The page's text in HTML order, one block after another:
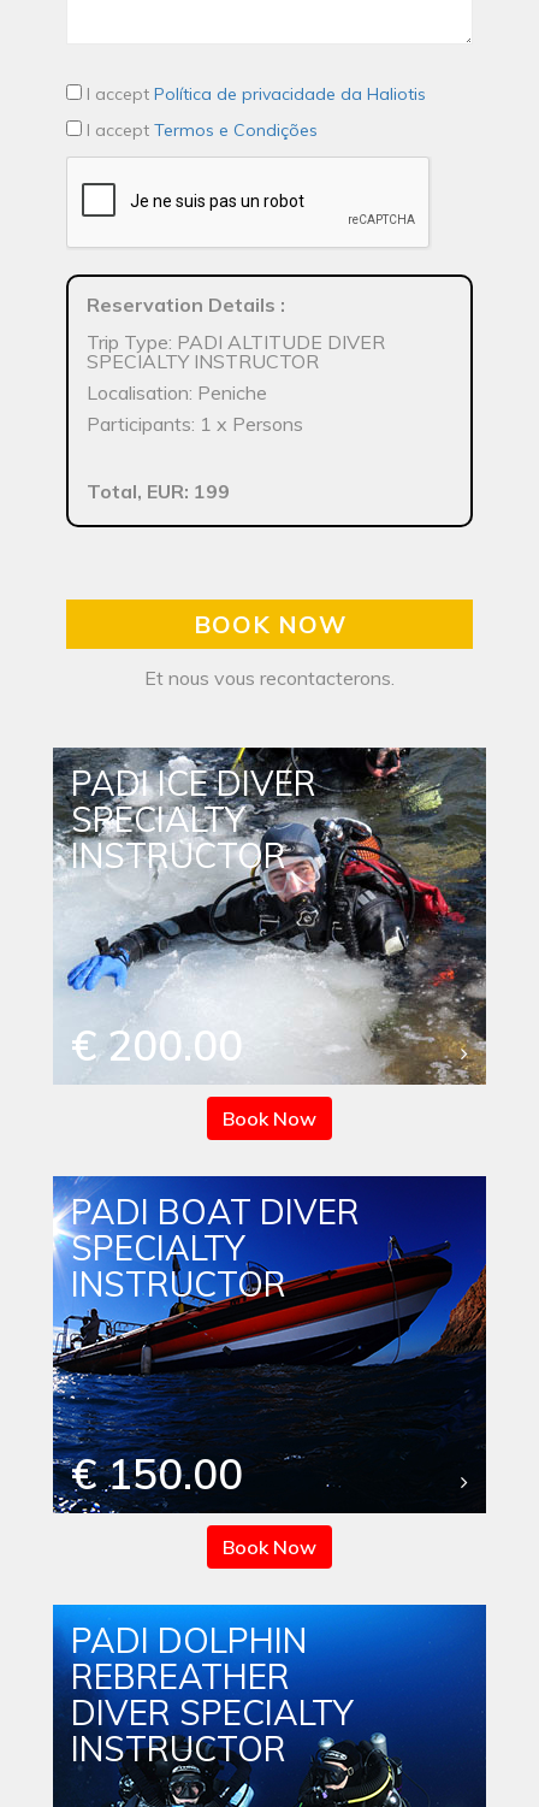
I accept Política de privacidade da Haliotis
I accept Termos e Condições
Reservation Details :
Trip Type: PADI ALTITUDE DIVER
SPECIALTY INSTRUCTOR
Localisation: Peniche
Participants: 1 x Persons
Total, EUR: 199
BOOK NOW
Et nous vous recontacterons.
PADI ICE DIVER
SPECIALTY
INSTRUCTOR
€ 200.00
Book Now
PADI BOAT DIVER
SPECIALTY
INSTRUCTOR
€ 150.00
Book Now
PADI DOLPHIN
REBREATHER
DIVER SPECIALTY
INSTRUCTOR